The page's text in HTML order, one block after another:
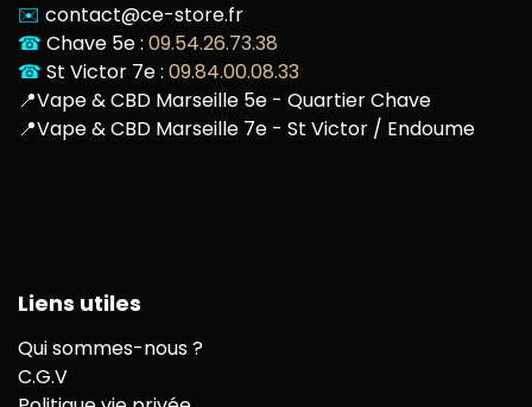
✉️ contact@ce-store.fr
☎ Chave 5e : 09.54.26.73.38
☎ St Victor 7e : 09.84.00.08.33
📍Vape & CBD Marseille 5e - Quartier Chave
📍Vape & CBD Marseille 7e - St Victor / Endoume
Liens utiles
Qui sommes-nous ?
C.G.V